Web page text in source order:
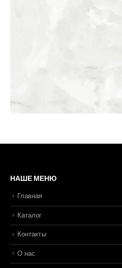
НАШЕ МЕНЮ
Главная
Каталог
Контакты
О нас